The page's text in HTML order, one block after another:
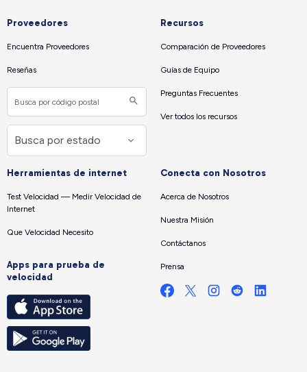
Proveedores
Encuentra Proveedores
Reseñas
Recursos
Comparación de Proveedores
Guías de Equipo
Preguntas Frecuentes
Ver todos los recursos
Herramientas de internet
Test Velocidad — Medir Velocidad de
Internet
Que Velocidad Necesito
Apps para prueba de
velocidad
Conecta con Nosotros
Acerca de Nosotros
Nuestra Misión
Contáctanos
Prensa